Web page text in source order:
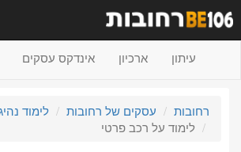
עיתון ארכיון אינדקס עסקים
רחובות עסקים של רחובות
לימוד
לימוד על רכב פרטי